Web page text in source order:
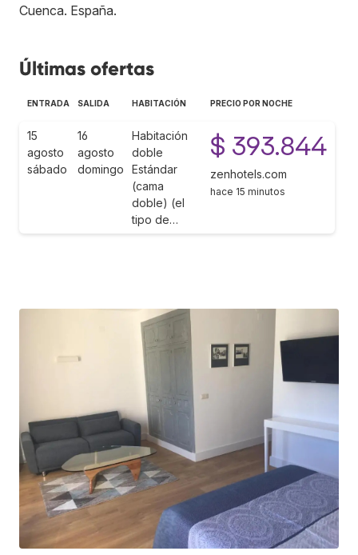
Cuenca. España.
Últimas ofertas
ENTRADA SALIDA HABITACIÓN PRECIO POR NOCHE
15
agosto
sábado
16
agosto
domingo
Habitación
doble
Estándar
(cama
doble) (el
tipo de…
$ 393.844
zenhotels.com
hace 15 minutos